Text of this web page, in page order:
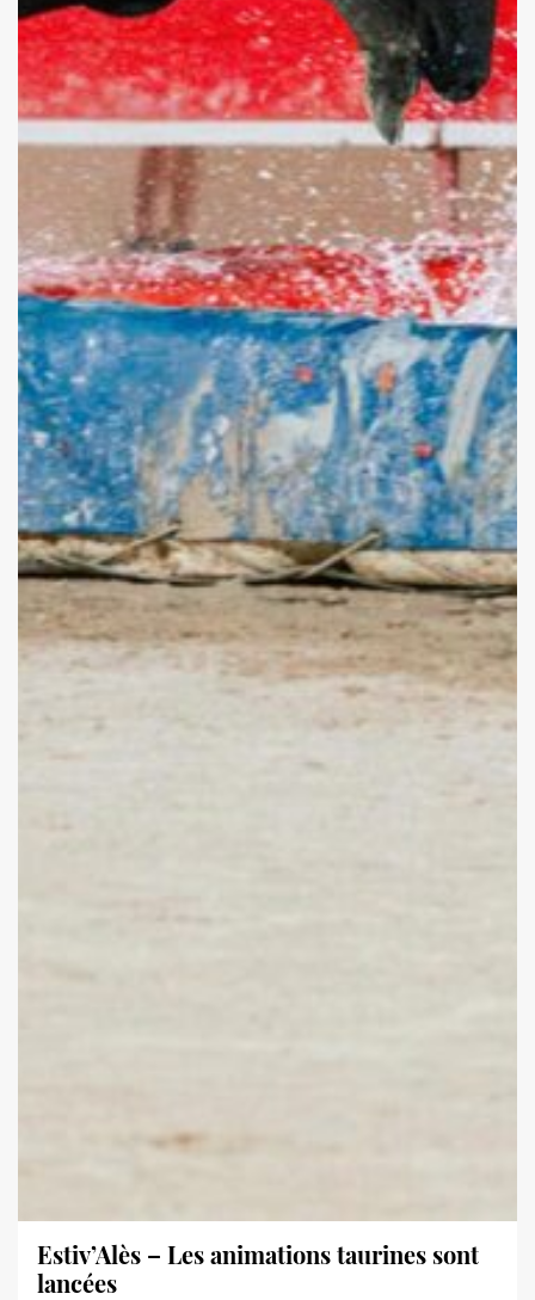
Estiv’Alès – Les animations taurines sont
lancées